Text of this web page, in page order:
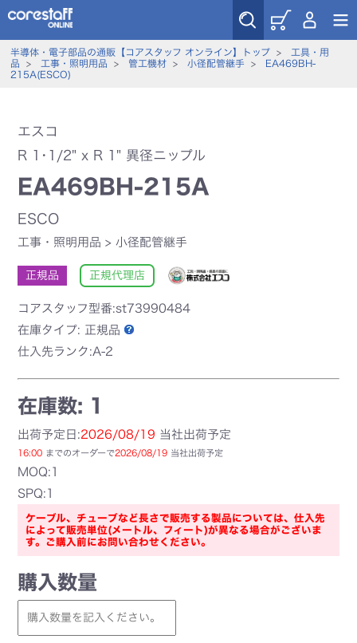
半導体・電子部品の通販【コアスタッフ オンライン】トップ>
工具・用
品 > 工事・照明用品 > 管工機材> 小径配管継手 >
EA469BH-
215A(ESCO)
エスコ
R 1･1/2" x R 1" 異径ニップル
EA469BH-215A
ESCO
工事・照明用品 >小径配管継手
正規品 正規代理店
コアスタッフ型番:st73990484
在庫タイプ: 正規品
仕入先ランク:A-2
在庫数: 1
出荷予定日:2026/08/19 当社出荷予定
16:00 までのオーダーで2026/08/19 当社出荷予定
MOQ:1
SPQ:1
ケーブル、チューブなど長さで販売する製品については、仕入先
によって販売単位(メートル、フィート)が異なる場合がございま
す。ご購入前にお問い合わせください。
購入数量